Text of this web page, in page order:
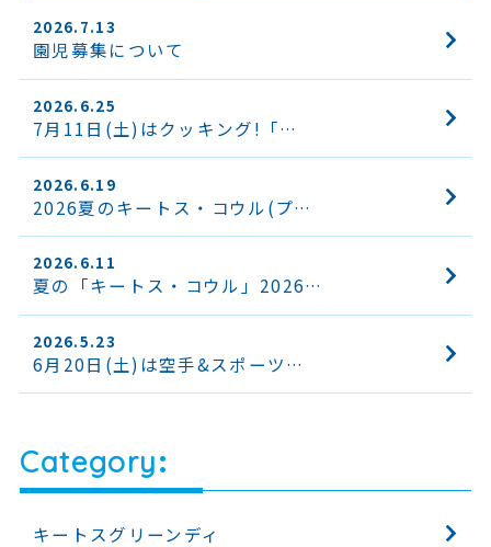
2026.7.13
園児募集について
2026.6.25
7月11日(土)はクッキング!「…
2026.6.19
2026夏のキートス・コウル(プ…
2026.6.11
夏の「キートス・コウル」2026…
2026.5.23
6月20日(土)は空手&スポーツ…
Category
キートスグリーンディ